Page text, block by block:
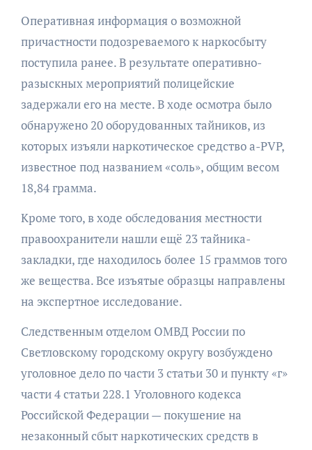
Оперативная информация о возможной
причастности подозреваемого к наркосбыту
поступила ранее. В результате оперативно-
разыскных мероприятий полицейские
задержали его на месте. В ходе осмотра было
обнаружено 20 оборудованных тайников, из
которых изъяли наркотическое средство а-PVP,
известное под названием «соль», общим весом
18,84 грамма.
Кроме того, в ходе обследования местности
правоохранители нашли ещё 23 тайника-
закладки, где находилось более 15 граммов того
же вещества. Все изъятые образцы направлены
на экспертное исследование.
Следственным отделом ОМВД России по
Светловскому городскому округу возбуждено
уголовное дело по части 3 статьи 30 и пункту «г»
части 4 статьи 228.1 Уголовного кодекса
Российской Федерации — покушение на
незаконный сбыт наркотических средств в